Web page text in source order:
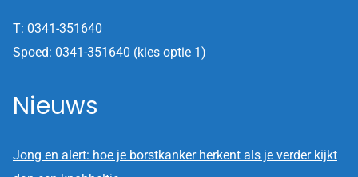
T: 0341-351640
Spoed: 0341-351640 (kies optie 1)
Nieuws
Jong en alert: hoe je borstkanker herkent als je verder kijkt